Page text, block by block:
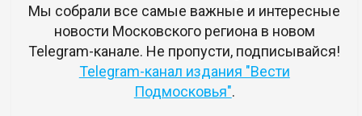
Мы собрали все самые важные и интересные
новости Московского региона в новом
Telegram-канале. Не пропусти, подписывайся!
Telegram-канал издания "Вести
Подмосковья".